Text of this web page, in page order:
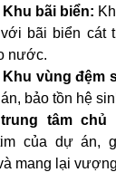
bãi biển:
bãi biển cát
nước.
Khu vùng đệm
bảo tồn hệ
tâm chủ
của dự án,
mang lại